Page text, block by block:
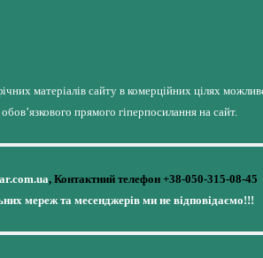
матеріалів сайту в комерційних цілях
прямого гіперпосилання на сайт.
, Контактний телефон +38-050-315-08-45
мереж та месенджерів ми не відповідаємо!!!